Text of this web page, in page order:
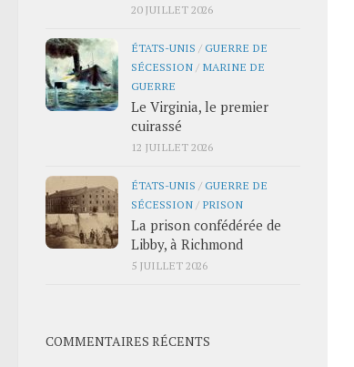
20 JUILLET 2026
ÉTATS-UNIS /GUERRE DE
SÉCESSION / MARINE DE
GUERRE
Le Virginia, le premier
cuirassé
12 JUILLET 2026
ÉTATS-UNIS /GUERRE DE
SÉCESSION / PRISON
La prison confédérée de
Libby, à Richmond
5 JUILLET 2026
COMMENTAIRES RÉCENTS